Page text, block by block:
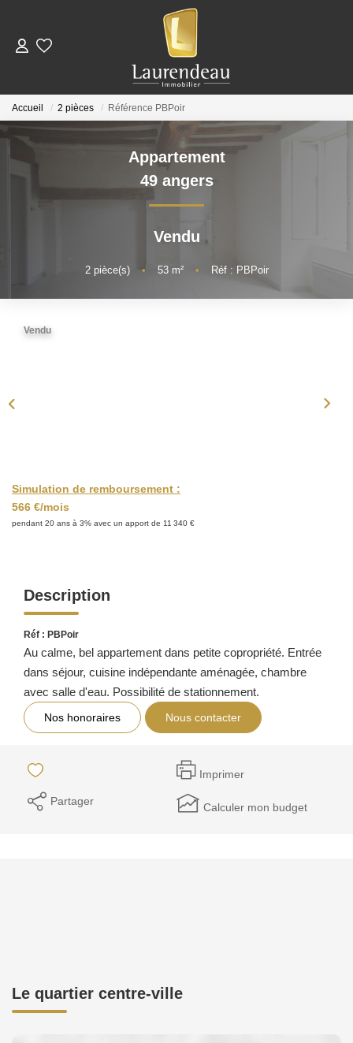
ACHETER
LOUER
Nos Annonces De Location
Télécharger Le Dossier De Candidature Locataire
ESTIMER
Accueil 2 pièces Référence PBPoir
Appartement
49 angers
Vendu
2pièce(s) • 53m² • Réf : PBPoir
Vendu
Simulation de remboursement :
566 €/mois
pendant 20 ans à 3% avec un apport de 11 340 €
Description
Réf : PBPoir
Au calme, bel appartement dans petite copropriété. Entrée
dans séjour, cuisine indépendante aménagée, chambre
avec salle d'eau. Possibilité de stationnement.
Nos honoraires Nous contacter
Imprimer
Partager Calculer mon budget
Le quartier centre-ville